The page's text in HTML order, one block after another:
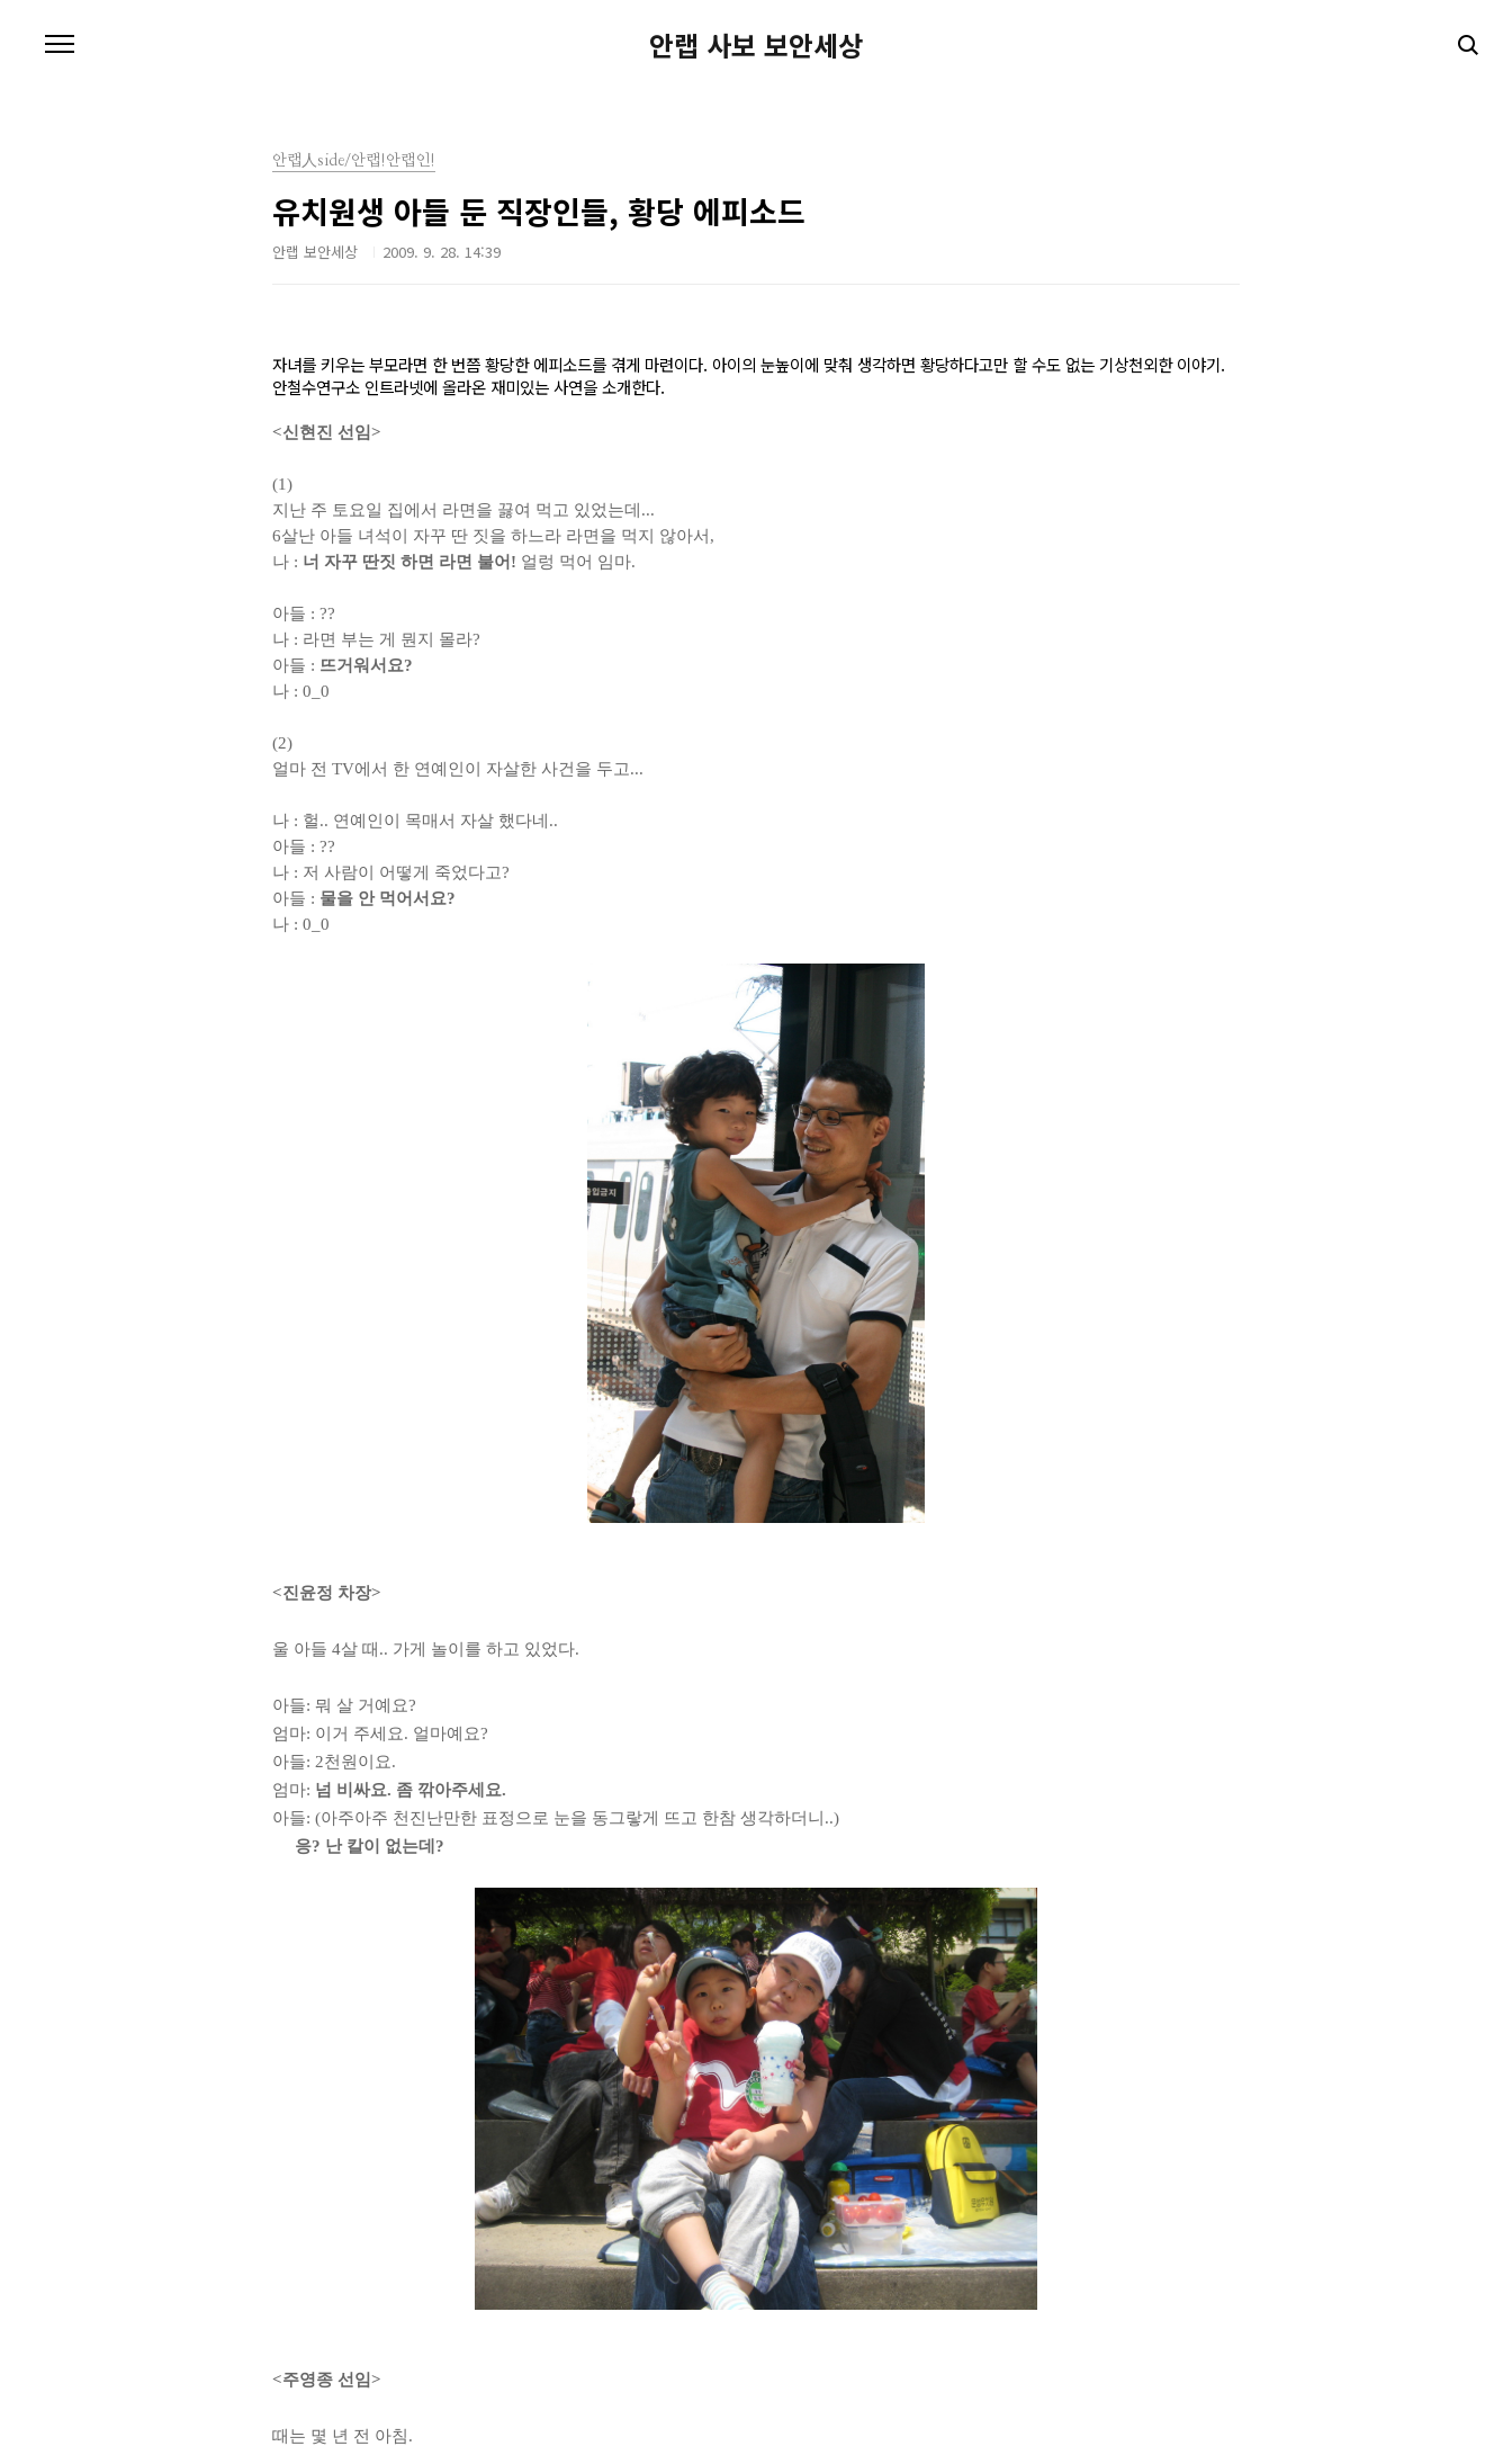
안랩 사보 보안세상
안랩人side/안랩!안랩인!
유치원생 아들 둔 직장인들, 황당 에피소드
안랩 보안세상 2009. 9. 28. 14:39
자녀를 키우는 부모라면 한 번쯤 황당한 에피소드를 겪게 마련이다. 아이의 눈높이에 맞춰 생각하면 황당하다고만 할 수도 없는 기상천외한 이야기.
안철수연구소 인트라넷에 올라온 재미있는 사연을 소개한다.
<신현진 선임>
(1)
지난 주 토요일 집에서 라면을 끓여 먹고 있었는데 ...
6살난 아들 녀석이 자꾸 딴 짓을 하느라 라면을 먹지 않아서 ,
나 : 너 자꾸 딴짓 하면 라면 불어 ! 얼렁 먹어 임마.
아들 : ??
나 : 라면 부는 게 뭔지 몰라?
아들 : 뜨거워서요?
나 : 0_0
(2)
얼마 전 TV에서 한 연예인이 자살한 사건을 두고...
나 : 헐.. 연예인이 목매서 자살 했다네 ..
아들 : ??
나 : 저 사람이 어떻게 죽었다고?
아들 : 물을 안 먹어서요?
나 : 0_0
<진윤정 차장>
울 아들 4살 때 .. 가게 놀이를 하고 있었다.
아들: 뭐 살 거예요?
엄마: 이거 주세요. 얼마예요?
아들: 2천원이요.
엄마: 넘 비싸요. 좀 깎아주세요.
아들: (아주아주 천진난만한 표정으로 눈을 동그랗게 뜨고 한참 생각하더니 ..)
응? 난 칼이 없는데 ?
<주영종 선임>
때는 몇 년 전 아침.